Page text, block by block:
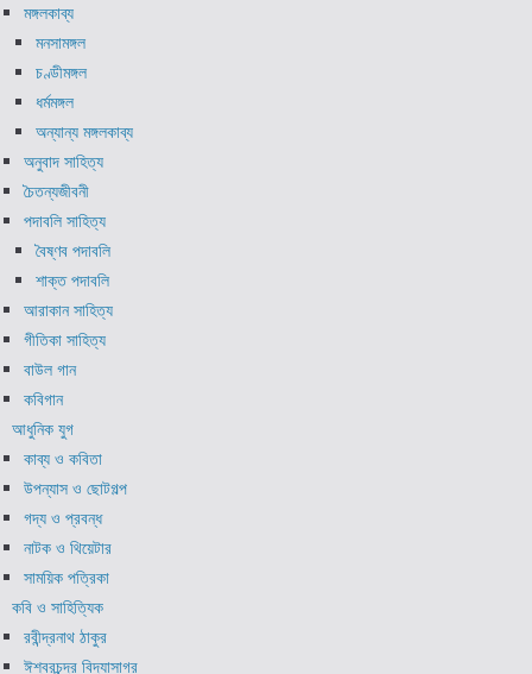
মঙ্গলকাব্য
মনসামঙ্গল
চণ্ডীমঙ্গল
ধর্মমঙ্গল
অন্যান্য মঙ্গলকাব্য
অনুবাদ সাহিত্য
চৈতন্যজীবনী
পদাবলি সাহিত্য
বৈষ্ণব পদাবলি
শাক্ত পদাবলি
আরাকান সাহিত্য
গীতিকা সাহিত্য
বাউল গান
কবিগান
আধুনিক যুগ
কাব্য ও কবিতা
উপন্যাস ও ছোটগল্প
গদ্য ও প্রবন্ধ
নাটক ও থিয়েটার
সাময়িক পত্রিকা
কবি ও সাহিত্যিক
রবীন্দ্রনাথ ঠাকুর
ঈশ্বরচন্দ্র বিদ্যাসাগর